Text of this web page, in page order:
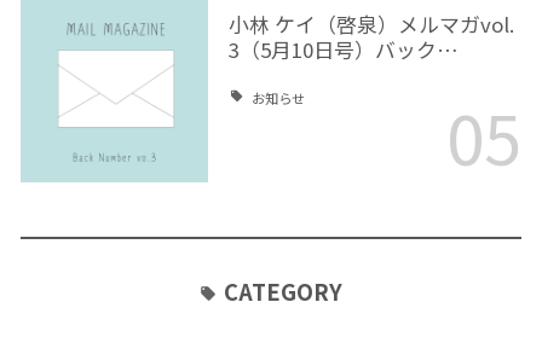
小林 ケイ（啓泉）メルマガvol.
3（5月10日号）バック…
お知らせ 05
CATEGORY